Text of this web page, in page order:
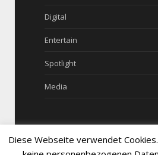
Digital
Entertain
Spotlight
Media
Diese Webseite verwendet